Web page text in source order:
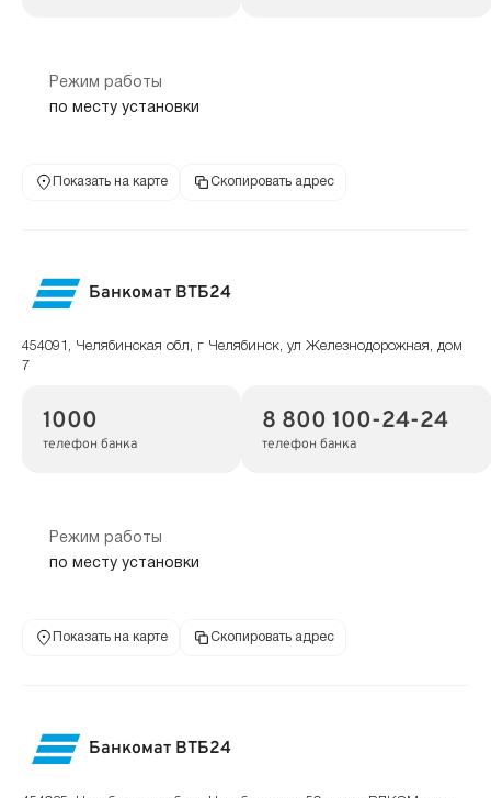
Режим работы
по месту установки
Показать на карте Скопировать адрес
Банкомат ВТБ24
454091, Челябинская обл, г Челябинск, ул Железнодорожная, дом
7
1000
телефон банка
8 800 100-24-24
телефон банка
Режим работы
по месту установки
Показать на карте Скопировать адрес
Банкомат ВТБ24